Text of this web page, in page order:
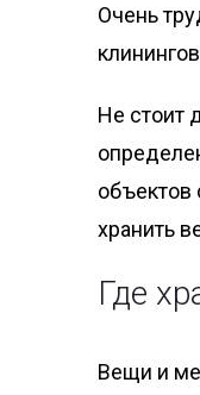
Очень
Не стоит
объектов
хранить
Где
Вещи и